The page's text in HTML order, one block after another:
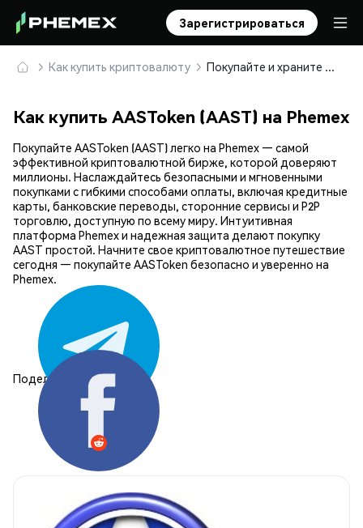
Зарегистрироваться
Как купить криптовалюту Покупайте и храните AASToken (AAST) безопасно
Как купить AASToken (AAST) на Phemex
Покупайте AASToken (AAST) легко на Phemex — самой
эффективной криптовалютной бирже, которой доверяют
миллионы. Наслаждайтесь безопасными и мгновенными
покупками с гибкими способами оплаты, включая кредитные
карты, банковские переводы, сторонние сервисы и P2P
торговлю, доступную по всему миру. Интуитивная
платформа Phemex и надежная защита делают покупку
AAST простой. Начните свое криптовалютное путешествие
сегодня — покупайте AASToken безопасно и уверенно на
Phemex.
Поделиться: